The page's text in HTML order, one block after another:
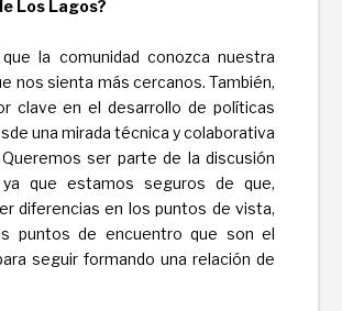
Los Lagos?
la comunidad conozca nuestra
nos sienta más cercanos. También,
clave en el desarrollo de políticas
una mirada técnica y colaborativa
ser parte de la discusión
ya que estamos seguros de que,
diferencias en los puntos de vista,
puntos de encuentro que son el
seguir formando una relación de